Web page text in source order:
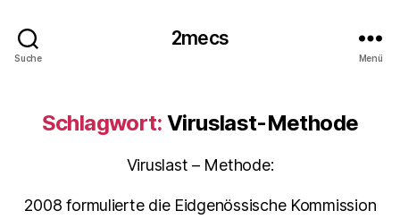
Suche
2mecs
Menü
Schlagwort: Viruslast-Methode
Viruslast – Methode:
2008 formulierte die Eidgenössische Kommission